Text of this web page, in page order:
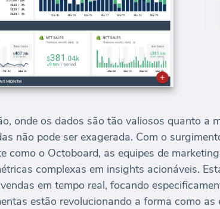
onde os dados são tão valiosos quanto a
não pode ser exagerada. Com o
como o Octoboard, as equipes de
complexas em insights acionáveis.
em tempo real, focando
estão revolucionando a forma como as